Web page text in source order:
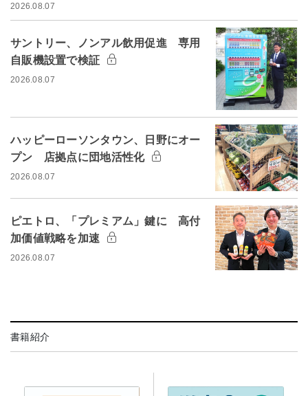
2026.08.07
サントリー、ノンアル飲用促進 専用
自販機設置で検証
2026.08.07
ハッピーローソンタウン、日野にオー
プン 店拠点に団地活性化
2026.08.07
ピエトロ、「プレミアム」鍵に 高付
加価値戦略を加速
2026.08.07
書籍紹介